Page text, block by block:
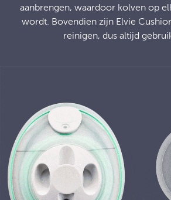
aanbrengen, waardoor kolven op
wordt. Bovendien zijn Elvie
reinigen, dus altijd